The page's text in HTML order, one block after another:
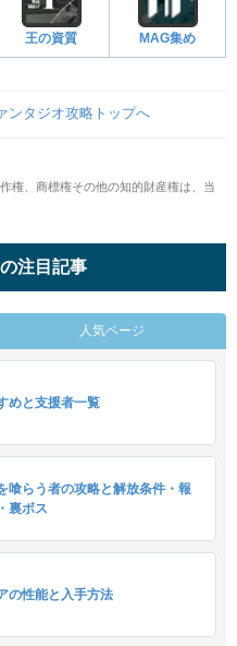
王の資質 MAG集め
ンタジオ攻略トップへ
権、商標権その他の知的財産権は、当
注目記事
人気ページ
めと支援者一覧
喰らう者の攻略と解放条件・報
裏ボス
の性能と入手方法